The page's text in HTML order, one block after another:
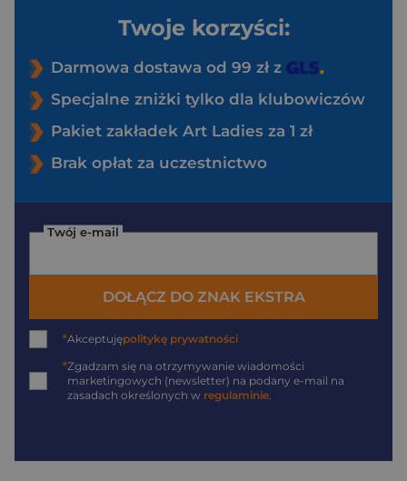
Twoje korzyści:
Darmowa dostawa od 99 zł z
Specjalne zniżki tylko dla klubowiczów
Pakiet zakładek Art Ladies za 1 zł
Brak opłat za uczestnictwo
Twój e-mail
DOŁĄCZ DO ZNAK EKSTRA
*Akceptujępolitykę prywatności
*Zgadzam się na otrzymywanie wiadomości
marketingowych (newsletter) na podany e-mail na
zasadach określonych w regulaminie